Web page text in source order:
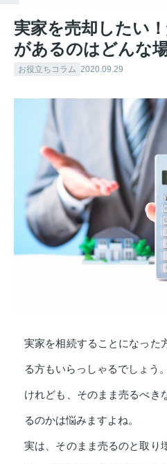
実家を売却したい
があるのはどんな
お役立ちコラム 2020.09.29
実家を相続することになった
る方もいらっしゃるでしょう。
けれども、そのまま売るべき
るのかは悩みますよね。
実は、そのまま売るのと取り